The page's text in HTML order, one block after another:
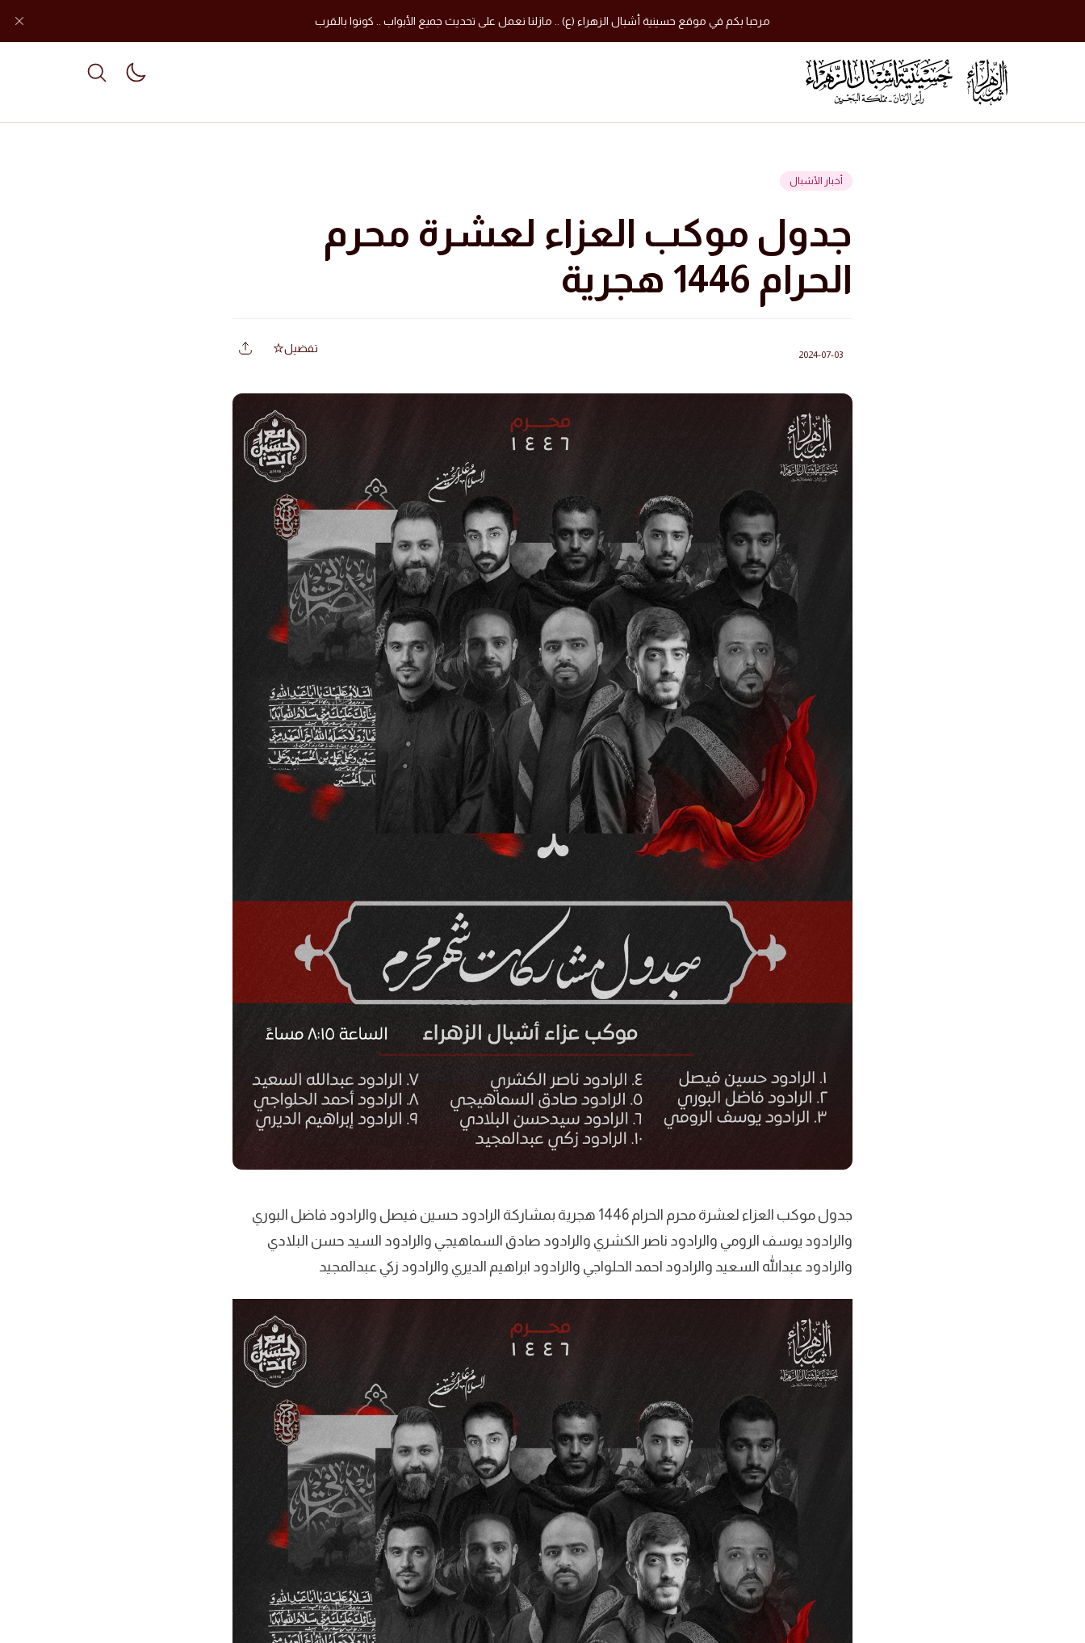
مرحبا بكم في موقع حسينية أشبال الزهراء (ع) .. مازلنا نعمل على تحديث جميع الأبواب .. كونوا بالقرب
dark mode
أخبار الأشبال
جدول موكب العزاء لعشرة محرم
الحرام 1446 هجرية
2024-07-03 تفضيل
جدول موكب العزاء لعشرة محرم الحرام 1446 هجرية بمشاركة الرادود حسين فيصل والرادود فاضل البوري
والرادود يوسف الرومي والرادود ناصر الكشري والرادود صادق السماهيجي والرادود السيد حسن البلادي
والرادود عبدالله السعيد والرادود احمد الحلواجي والرادود ابراهيم الديري والرادود زكي عبدالمجيد